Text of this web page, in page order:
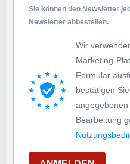
Sie können den Newsletter
Newsletter abbestellen.
Wir
Marketing-
Formular
bestätigen
Bearbeitung